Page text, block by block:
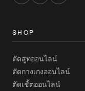
SHOP
ตัดสูทออนไลน์
ตัดกางเกงออนไลน์
ตัดเชิ้ตออนไลน์